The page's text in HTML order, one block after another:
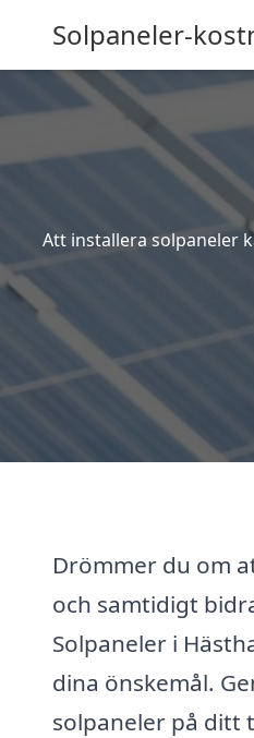
Solpaneler-
Att installera solpaneler
Drömmer du om
och samtidigt
Solpaneler i
dina önskemål.
solpaneler på ditt